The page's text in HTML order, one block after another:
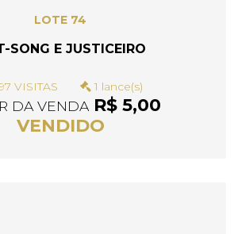
LOTE 74
SONG E JUSTICEIRO
VISITAS 1 lance(s)
DA VENDAR$ 5,00
VENDIDO